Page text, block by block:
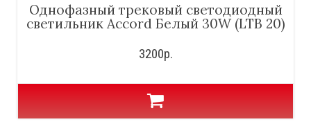
Однофазный трековый светодиодный
светильник Accord Белый 30W (LTB 20)
3200р.